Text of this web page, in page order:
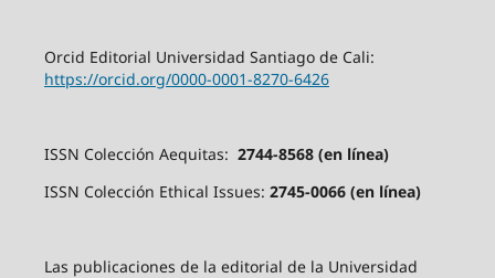
Orcid Editorial Universidad Santiago de Cali:
https://orcid.org/0000-0001-8270-6426
ISSN Colección Aequitas: 2744-8568 (en línea)
ISSN Colección Ethical Issues: 2745-0066 (en línea)
Las publicaciones de la editorial de la Universidad